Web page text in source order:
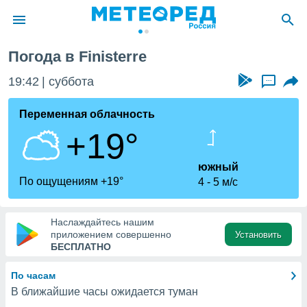
о
Вы можете
к этому
доступ
Погода в Finisterre
19:42 суббота ...
Переменная облачность
+19°
По ощущениям +19°
южный
4
5 м/с
Наслаждайтесь нашим
приложением совершенно
БЕСПЛАТНО
Установить
По часам
В ближайшие часы ожидается туман